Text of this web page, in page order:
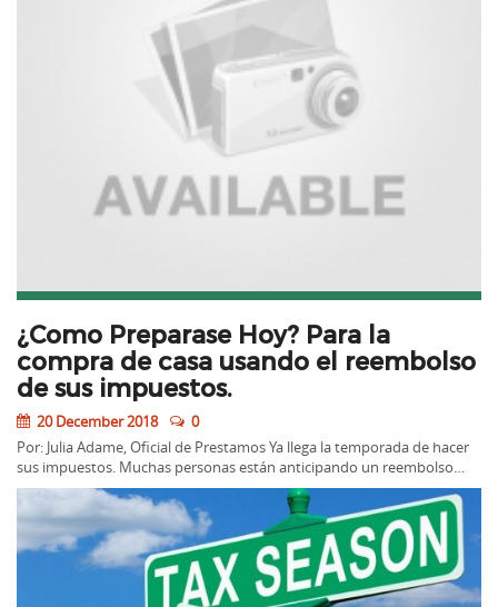
¿Como Preparase Hoy? Para la
compra de casa usando el reembolso
de sus impuestos.
20 December 2018
0
Por: Julia Adame, Oficial de Prestamos Ya llega la temporada de hacer
sus impuestos. Muchas personas están anticipando un reembolso…